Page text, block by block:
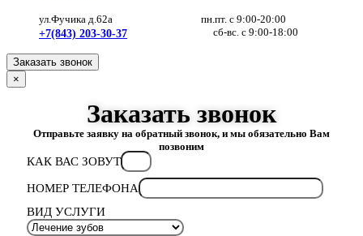
ул.Фучика д.62а
пн.пт. с 9:00-20:00
+7(843) 203-30-37
сб-вс. с 9:00-18:00
Заказать звонок
×
Заказать звонок
Отправьте заявку на обратный звонок, и мы обязательно Вам
позвоним
КАК ВАС ЗОВУТ
НОМЕР ТЕЛЕФОНА
ВИД УСЛУГИ